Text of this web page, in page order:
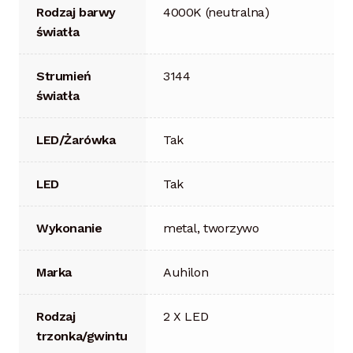
Rodzaj barwy
światła
4000K (neutralna)
Strumień
światła
3144
LED/Żarówka Tak
LED Tak
Wykonanie metal, tworzywo
Marka Auhilon
Rodzaj
trzonka/gwintu
2 X LED